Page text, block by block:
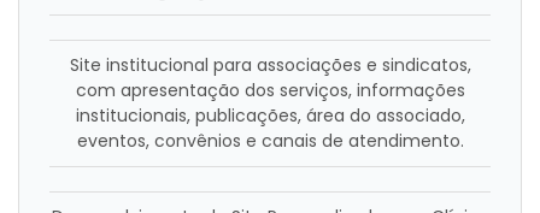
Site institucional para associações e sindicatos,
com apresentação dos serviços, informações
institucionais, publicações, área do associado,
eventos, convênios e canais de atendimento.